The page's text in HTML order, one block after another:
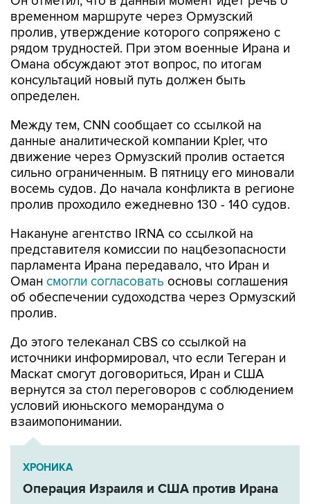
временном маршруте через Ормузский
пролив, утверждение которого сопряжено с
рядом трудностей. При этом военные Ирана и
Омана обсуждают этот вопрос, по итогам
консультаций новый путь должен быть
определен.
Между тем, CNN сообщает со ссылкой на
данные аналитической компании Kpler, что
движение через Ормузский пролив остается
сильно ограниченным. В пятницу его миновали
восемь судов. До начала конфликта в регионе
пролив проходило ежедневно 130 - 140 судов.
Накануне агентство IRNA со ссылкой на
представителя комиссии по нацбезопасности
парламента Ирана передавало, что Иран и
Оман смогли согласовать основы соглашения
об обеспечении судоходства через Ормузский
пролив.
До этого телеканал CBS со ссылкой на
источники информировал, что если Тегеран и
Маскат смогут договориться, Иран и США
вернутся за стол переговоров с соблюдением
условий июньского меморандума о
взаимопонимании.
ХРОНИКА
Операция Израиля и США против Ирана